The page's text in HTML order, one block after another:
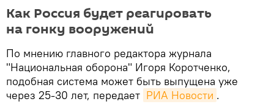
Как Россия будет реагировать
на гонку вооружений
По мнению главного редактора журнала
"Национальная оборона" Игоря Коротченко,
подобная система может быть выпущена уже
через 25-30 лет, передает РИА Новости .